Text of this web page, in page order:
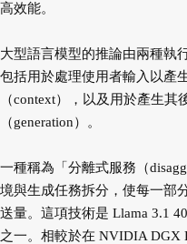
高效能。
大型語言模型的推論由兩種執
包括用於處理使用者輸入以產
（context），以及用於產生
（generation）。
一種稱為「分離式服務（
境與生成任務拆分，使每一部
送量。這項技術是 Llama 3.1
之一。相較於在 NVIDIA DGX